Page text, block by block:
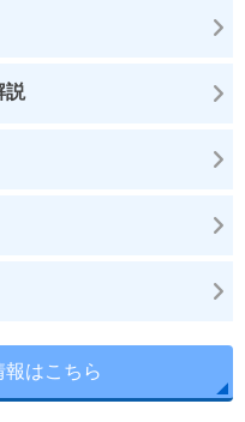
説
はこちら